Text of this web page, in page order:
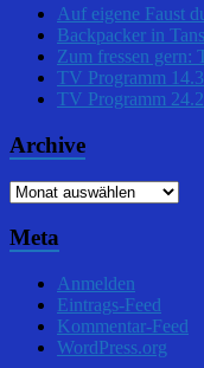
Auf eigene Faust
Backpacker in
Zum fressen gern:
TV Programm
TV Programm
Archive
Archive
Meta
Anmelden
Eintrags-Feed
Kommentar-Feed
WordPress.org